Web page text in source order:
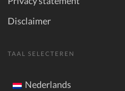
Disclaimer
TAAL SELECTEREN
Nederlands